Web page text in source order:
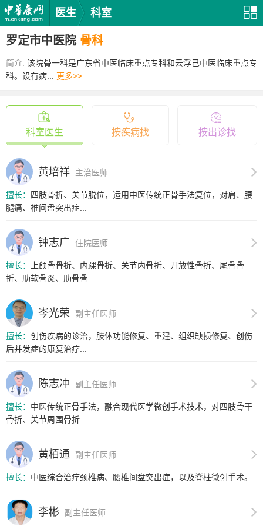
医生 科室
罗定市中医院 骨科
简介: 该院骨一科是广东省中医临床重点专科和云浮己中医临床重点专
科。设有病... 更多>>
科室医生 按疾病找 按出诊找
黄培祥 主治医师
擅长：
四肢骨折、关节脱位，运用中医传统正骨手法复位，对肩、腰
腿痛、椎间盘突出症...
钟志广 住院医师
擅长：
上颌骨骨折、内踝骨折、关节内骨折、开放性骨折、尾骨骨
折、肋软骨炎、肋骨骨...
岑光荣 副主任医师
擅长： 创伤疾病的诊治，肢体功能修复、重建、组织缺损修复、创伤
后并发症的康复治疗...
陈志冲 副主任医师
擅长： 中医传统正骨手法，融合现代医学微创手术技术，对四肢骨干
骨折、关节周围骨折...
黄栢通 副主任医师
擅长： 中医综合治疗颈椎病、腰椎间盘突出症，以及脊柱微创手术。
李彬 副主任医师